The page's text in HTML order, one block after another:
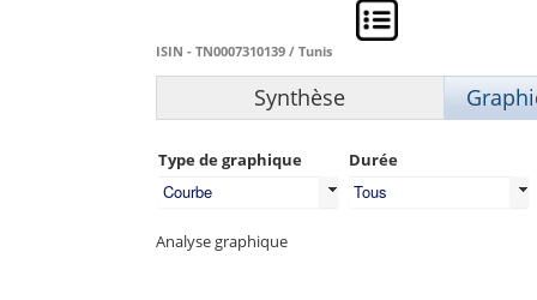
ISIN - TN0007310139 / Tunis
Synthèse
Type de graphique
Courbe
Durée
Tous
Analyse graphique